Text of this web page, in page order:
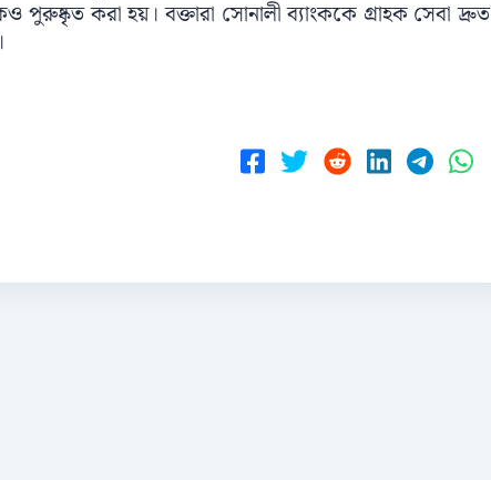
পুরুষ্কৃত করা হয়। বক্তারা সোনালী ব্যাংককে গ্রাহক সেবা দ্রুত